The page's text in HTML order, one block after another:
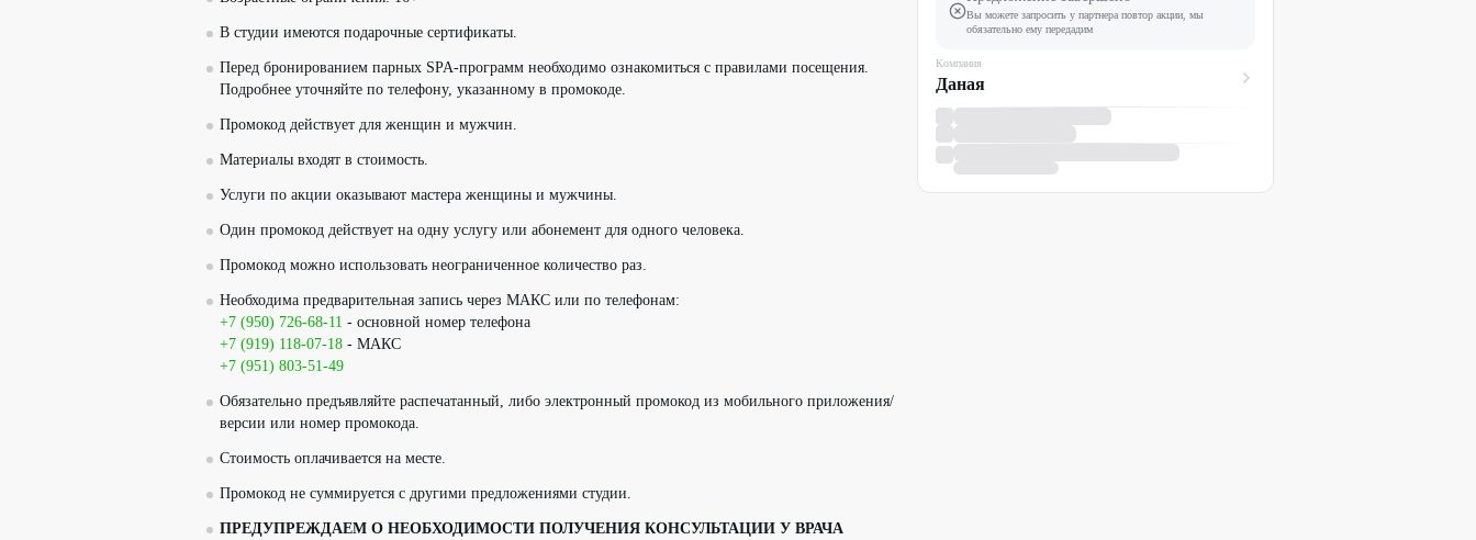
В студии имеются подарочные сертификаты.
Перед бронированием парных SPA-программ необходимо ознакомиться с правилами посещения.
Подробнее уточняйте по телефону, указанному в промокоде.
Промокод действует для женщин и мужчин.
Материалы входят в стоимость.
Услуги по акции оказывают мастера женщины и мужчины.
Один промокод действует на одну услугу или абонемент для одного человека.
Промокод можно использовать неограниченное количество раз.
Необходима предварительная запись через МАКС или по телефонам:
+7 (950) 726-68-11 - основной номер телефона
+7 (919) 118-07-18 - МАКС
+7 (951) 803-51-49
Обязательно предъявляйте распечатанный, либо электронный промокод из мобильного приложения/
версии или номер промокода.
Стоимость оплачивается на месте.
Промокод не суммируется с другими предложениями студии.
ПРЕДУПРЕЖДАЕМ О НЕОБХОДИМОСТИ ПОЛУЧЕНИЯ КОНСУЛЬТАЦИИ У ВРАЧА
Вы можете запросить у партнера повтор акции, мы
обязательно ему передадим
Компания
Даная